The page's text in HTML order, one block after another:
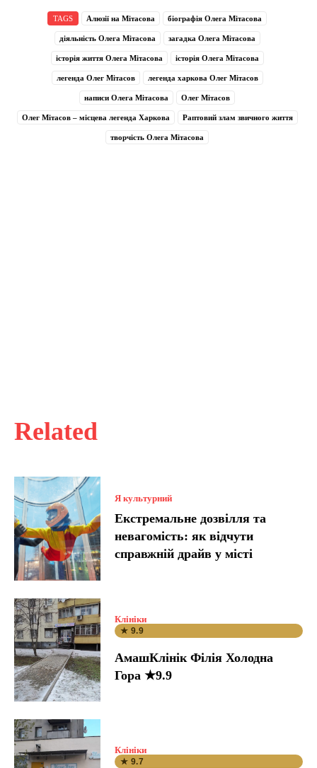
Related
Я культурний
Екстремальне дозвілля та
невагомість: як відчути
справжній драйв у місті
Клініки
★ 9.9
АмашКлінік Філія Холодна
Гора ★9.9
Клініки
★ 9.7
TAGS Алюзії на Мітасова біографія Олега Мітасова
діяльність Олега Мітасова загадка Олега Мітасова
історія життя Олега Мітасова історія Олега Мітасова
легенда Олег Мітасов легенда харкова Олег Мітасов
написи Олега Мітасова Олег Мітасов
Олег Мітасов – місцева легенда Харкова Раптовий злам звичного життя
творчість Олега Мітасова